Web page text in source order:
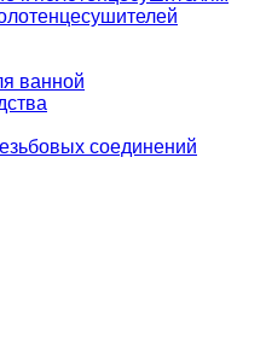
ванной
соединений